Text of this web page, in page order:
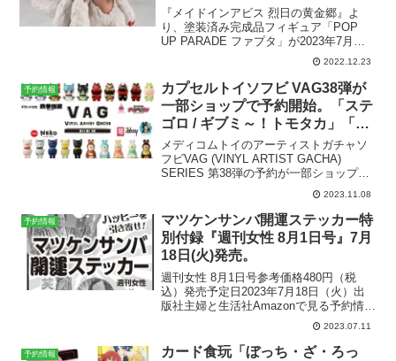
2023年7月発売。
『メイドインアビス 烈日の黄金郷』よ
り、塗装済み完成品フィギュア「POP
UP PARADE ファプタ」が2023年7月に
発売決定。現在予約受付中です。POP
UP PARADE ファプタAmazonで「POP
UP PARADE メイドイ...
2022.12.23
予約情報
カプセルトイソフビ VAG38弾が
一部ショップで予約開始。「ステ
ゴロ / ギブミ～！トモタカ」「郷
土玩具怪獣アカベゴン / 照紗」
「NEKO / コジカトイズ」「Myce
/ HEADLOCK STUDIO」2024年3
メディコムトイのアーティストガチャソ
フビVAG (VINYL ARTIST GACHA)
SERIES 第38弾の予約が一部ショップに
て開始。第38弾のラインナップはこち
ら。ステゴロ / ギブミ～！トモタカ郷土
玩具怪獣アカベゴン / 照紗N...
2023.11.08
予約情報
マツケンサンバ開運ステッカー特
別付録『週刊女性 8月1日号』7月
18日(火)発売。
週刊女性 8月1日号参考価格480円（税
込）発売予定日2023年7月18日（火）出
版社主婦と生活社Amazonで見る予約情報
各ショップボタンをクリック・タップす
ると予約ページに移動します。▶︎
Amazon▶︎ 楽天▶︎ Yahoo▶︎ a...
2023.07.11
予約情報
カード食玩「ぼっち・ざ・ろっ